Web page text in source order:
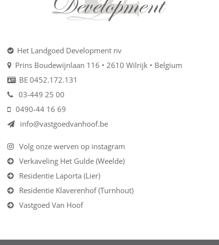
Het Landgoed Development nv
Prins Boudewijnlaan 116 • 2610 Wilrijk • Belgium
BE 0452.172.131
03-449 25 00
0490-44 16 69
info@vastgoedvanhoof.be
Volg onze werven op instagram
Verkaveling Het Gulde (Weelde)
Residentie Laporta (Lier)
Residentie Klaverenhof (Turnhout)
Vastgoed Van Hoof